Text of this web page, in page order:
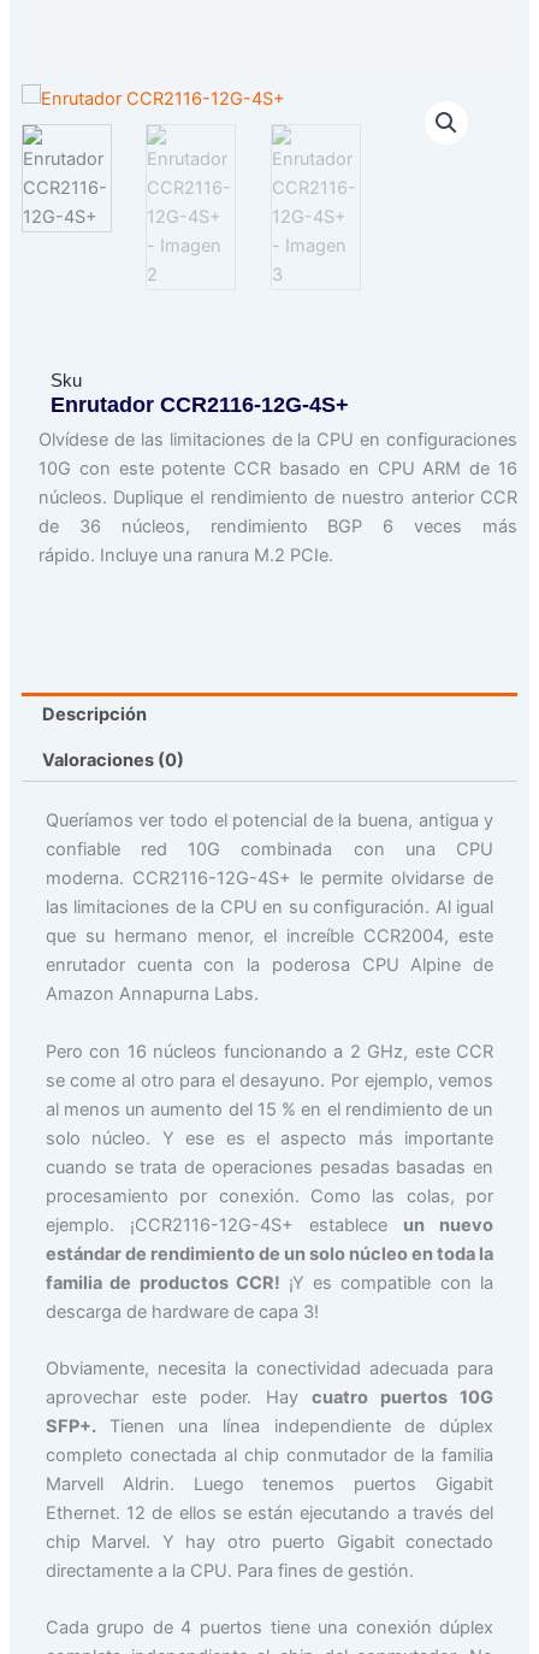
Sku
Enrutador CCR2116-12G-4S+
Olvídese de las limitaciones de la CPU en configuraciones
10G con este potente CCR basado en CPU ARM de 16
núcleos. Duplique el rendimiento de nuestro anterior CCR
de 36 núcleos, rendimiento BGP 6 veces más
rápido. Incluye una ranura M.2 PCIe.
Descripción
Valoraciones (0)
Queríamos ver todo el potencial de la buena, antigua y
confiable red 10G combinada con una CPU
moderna. CCR2116-12G-4S+ le permite olvidarse de
las limitaciones de la CPU en su configuración. Al igual
que su hermano menor, el increíble CCR2004, este
enrutador cuenta con la poderosa CPU Alpine de
Amazon Annapurna Labs.
Pero con 16 núcleos funcionando a 2 GHz, este CCR
se come al otro para el desayuno. Por ejemplo, vemos
al menos un aumento del 15 % en el rendimiento de un
solo núcleo. Y ese es el aspecto más importante
cuando se trata de operaciones pesadas basadas en
procesamiento por conexión. Como las colas, por
ejemplo. ¡CCR2116-12G-4S+ establece un nuevo
estándar de rendimiento de un solo núcleo en toda la
familia de productos CCR! ¡Y es compatible con la
descarga de hardware de capa 3!
Obviamente, necesita la conectividad adecuada para
aprovechar este poder. Hay cuatro puertos 10G
SFP+. Tienen una línea independiente de dúplex
completo conectada al chip conmutador de la familia
Marvell Aldrin. Luego tenemos puertos Gigabit
Ethernet. 12 de ellos se están ejecutando a través del
chip Marvel. Y hay otro puerto Gigabit conectado
directamente a la CPU. Para fines de gestión.
Cada grupo de 4 puertos tiene una conexión dúplex